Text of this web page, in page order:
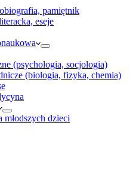
pamiętnik
eseje
(psychologia, socjologia)
(biologia, fizyka, chemia)
młodszych dzieci